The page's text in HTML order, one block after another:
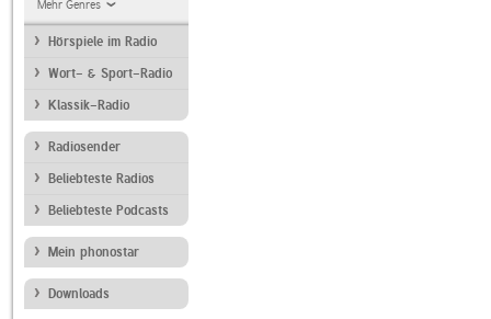
Mehr Genres
Hörspiele im Radio
Wort- & Sport-Radio
Klassik-Radio
Radiosender
Beliebteste Radios
Beliebteste Podcasts
Mein phonostar
Downloads